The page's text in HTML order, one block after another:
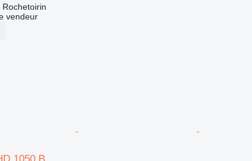
Rochetoirin
vendeur